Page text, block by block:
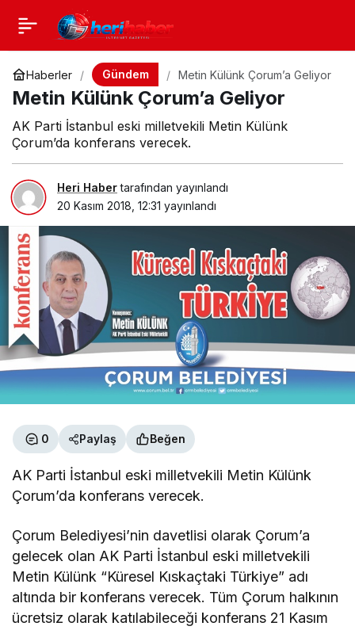
Haberler Gündem Metin Külünk Çorum’a Geliyor
Metin Külünk Çorum’a Geliyor
AK Parti İstanbul eski milletvekili Metin Külünk
Çorum’da konferans verecek.
Heri Habertarafından yayınlandı
20 Kasım 2018, 12:31 yayınlandı
0 Paylaş Beğen
AK Parti İstanbul eski milletvekili Metin Külünk
Çorum’da konferans verecek.
Çorum Belediyesi’nin davetlisi olarak Çorum’a
gelecek olan AK Parti İstanbul eski milletvekili
Metin Külünk “Küresel Kıskaçtaki Türkiye” adı
altında bir konferans verecek. Tüm Çorum halkının
ücretsiz olarak katılabileceği konferans 21 Kasım